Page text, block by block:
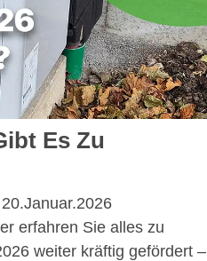
Es Zu
erfahren Sie alles zu
weiter kräftig gefördert –